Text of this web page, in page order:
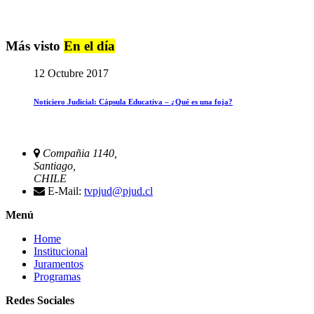
Más visto En el día
12 Octubre 2017
Noticiero Judicial: Cápsula Educativa – ¿Qué es una foja?
Compañia 1140,
Santiago,
CHILE
E-Mail: tvpjud@pjud.cl
Menú
Home
Institucional
Juramentos
Programas
Redes Sociales